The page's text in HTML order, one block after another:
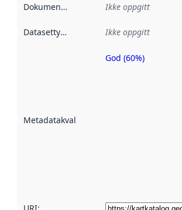
Dokumentasjon Ikke oppgitt
Datasettype Ikke oppgitt
Metadatakvalitet
Metadatakvalitet
God (60%)